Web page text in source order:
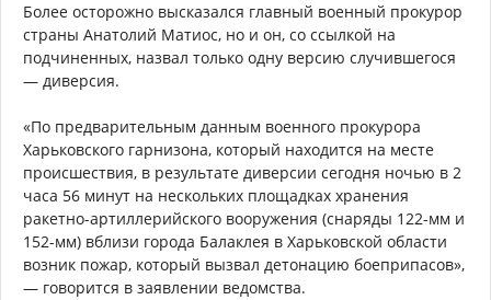
Более осторожно высказался главный военный прокурор
страны Анатолий Матиос, но и он, со ссылкой на
подчиненных, назвал только одну версию случившегося
— диверсия.
«По предварительным данным военного прокурора
Харьковского гарнизона, который находится на месте
происшествия, в результате диверсии сегодня ночью в 2
часа 56 минут на нескольких площадках хранения
ракетно-артиллерийского вооружения (снаряды 122-мм и
152-мм) вблизи города Балаклея в Харьковской области
возник пожар, который вызвал детонацию боеприпасов»,
— говорится в заявлении ведомства.